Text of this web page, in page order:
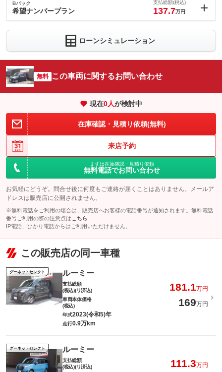
ョン価格
(税込)
車両本体価
パック内容
このパックの見積もり依頼（無料）
Bパック
希望ナンバープラン
支払総額(税込)
137.7万円
0.7 万円
車両本体価
格
パック内容
備考
このパックの見積もり依頼（無料）
ローンシミュレーション
無料 この車両に関するお問い合わせ
現在0人が検討中
在庫確認・見積り依頼(無料)
来店予約
まずは在庫確認・見積り依頼
無料電話でお問い合わせ
お気軽にどうぞ。問合せ後に何度もご連絡が届くことはありません。メールア
ドレスは販売店に公開されません。
※無料電話をご利用の場合は、販売店へお客様の電話番号が通知されます。無料電話
番号ご利用の際の注意点は こちら
IP電話、ひかり電話からはご利用いただけません。
この販売店の同一車種
グーネットセレクト ルーミー
支払総額
(税込)(リ済込)
181.1万円
車両本体価格
(税込)
169万円
年式2023(令和5)年
走行0.9万km
グーネットセレクト ルーミー
支払総額
(税込)(リ済込)
111.3万円